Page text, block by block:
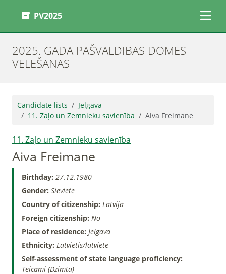
PV2025
2025. GADA PAŠVALDĪBAS DOMES
VĒLĒŠANAS
Candidate lists
Jelgava
11. Zaļo un Zemnieku savienība
Aiva Freimane
11. Zaļo un Zemnieku savienība
Aiva Freimane
Birthday: 27.12.1980
Gender: Sieviete
Country of citizenship: Latvija
Foreign citizenship: No
Place of residence: Jelgava
Ethnicity: Latvietis/latviete
Self-assessment of state language proficiency:
Teicami (Dzimtā)